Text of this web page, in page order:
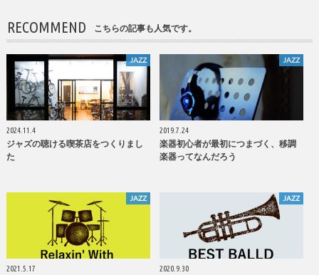
RECOMMEND こちらの記事も人気です。
JAZZ
2024.11.4
ジャズの聴ける喫茶店をつくりまし
た
JAZZ
2019.7.24
楽器初心者が最初につまづく、移調
楽器ってなんだろう
JAZZ
2021.5.17
JAZZ
2020.9.30